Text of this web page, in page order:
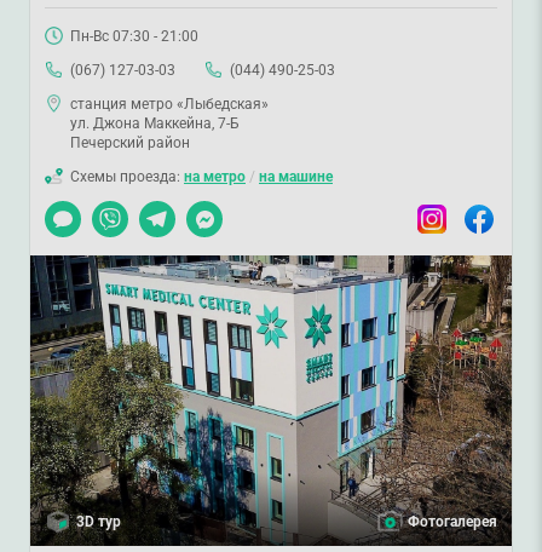
Пн-Вс 07:30 - 21:00
(067) 127-03-03
(044) 490-25-03
станция метро «Лыбедская»
ул. Джона Маккейна, 7-Б
Печерский район
Схемы проезда: на метро / на машине
Чат
Viber TelegramMessenger InstagramFacebook
3D тур Фотогалерея